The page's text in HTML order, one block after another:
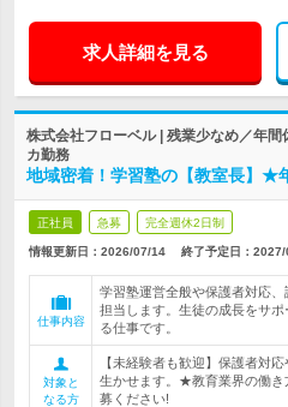
求人詳細を見る
株式会社フローベル | 残業少なめ／年
カ勤務
地域密着！学習塾の【教室長】★
正社員 急募 完全週休2日制
情報更新日：2026/07/14 終了予定日： 2027/
仕事内容
学習塾運営全般や保護者対応
担当します。生徒の成長をサ
る仕事です。
対象と
なる方
【未経験者も歓迎】保護者対
生かせます。★教育業界の働き
募ください!